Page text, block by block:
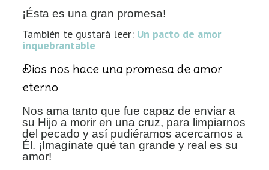
¡Ésta es una gran promesa!
También te gustará leer: Un pacto de amor
inquebrantable
Dios nos hace una promesa de amor
eterno
Nos ama tanto que fue capaz de enviar a
su Hijo a morir en una cruz, para limpiarnos
del pecado y así pudiéramos acercarnos a
Él. ¡Imagínate qué tan grande y real es su
amor!